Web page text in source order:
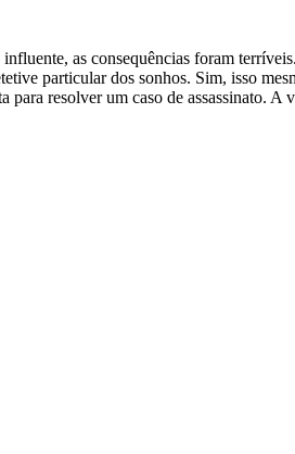
as consequências foram
particular dos sonhos. Sim, isso
resolver um caso de assassinato.